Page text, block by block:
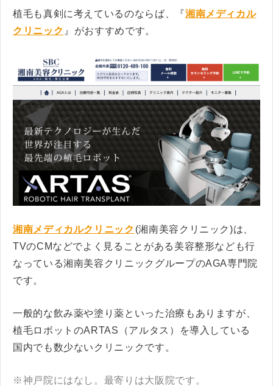
植毛も真剣に考えているのならば、『湘南メディカル
クリニック 』がおすすめです。
湘南メディカルクリニック (湘南美容クリニック)は、
TVのCMなどでよく見ることがある美容整形なども行
なっている湘南美容クリニックグループのAGA専門院
です。
一般的な飲み薬や塗り薬といった治療もありますが、
植毛ロボットのARTAS（アルタス）を導入している
国内でも数少ないクリニックです。
※神戸院にはなし。最寄りは大阪院です。